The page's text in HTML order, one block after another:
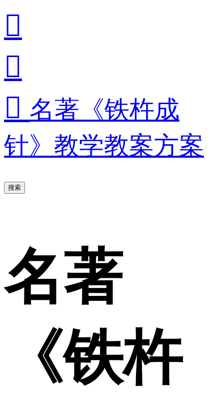


 名著《铁杵成
针》教学教案方案
搜索
名著
《铁杵